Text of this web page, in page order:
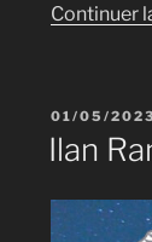
Continuer
PUBLIÉ
LE
01/05/2023
Ilan